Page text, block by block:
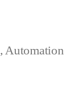
Automation